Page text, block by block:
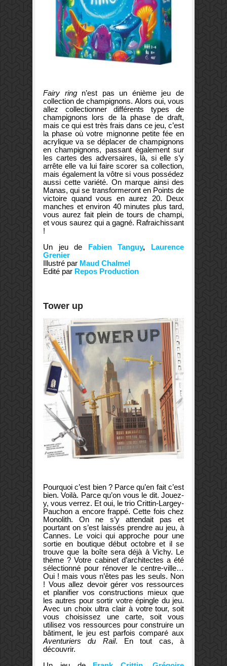
Fairy ringn’est pas un énième jeu de
collection de champignons. Alors oui, vous
allez collectionner différents types de
champignons lors de la phase de draft,
mais ce qui est très frais dans ce jeu, c’est
la phase où votre mignonne petite fée en
acrylique va se déplacer de champignons
en champignons, passant également sur
les cartes des adversaires, là, si elle s’y
arrête elle va lui faire scorer sa collection,
mais également la vôtre si vous possédez
aussi cette variété. On marque ainsi des
Manas, qui se transformeront en Points de
victoire quand vous en aurez 20. Deux
manches et environ 40 minutes plus tard,
vous aurez fait plein de tours de champi,
et vous saurez qui a gagné. Rafraichissant
!
Un jeu de Fabien Tanguy, Laurence
Grenier
Illustré par Maud Chalmel
Edité par Repos Production
Tower up
Pourquoi c’est bien ? Parce qu’en fait c’est
bien. Voilà. Parce qu’on vous le dit. Jouez-
y, vous verrez. Et oui, le trio Crittin-Largey-
Pauchon a encore frappé. Cette fois chez
Monolith. On ne s’y attendait pas et
pourtant on s’est laissés prendre au jeu, à
Cannes. Le voici qui approche pour une
sortie en boutique début octobre et il se
trouve que la boîte sera déjà à Vichy. Le
thème ?Votre cabinet d’architectes a été
sélectionné pour rénover le centre-ville…
Oui ! mais vous n’êtes pas les seuls. Non
! Vous allez devoir gérer vos ressources
et planifier vos constructions mieux que
les autres pour sortir votre épingle du jeu.
Avec un choix ultra clair à votre tour, soit
vous choisissez une carte, soit vous
utilisez vos ressources pour construire un
bâtiment, le jeu est parfois comparé aux
Aventuriers du Rail. En tout cas, à
découvrir.